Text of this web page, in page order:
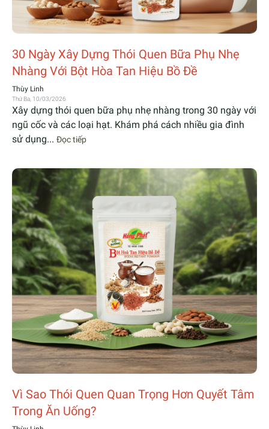
30 Ngày Xây Dựng Thói Quen Bữa Phụ Nhẹ
Nhàng Với Bột Hòa Tan Hiệu Bồ Đề
Thùy Linh
Thứ Ba, 10/03/2026
Xây dựng thói quen bữa phụ nhẹ nhàng trong 30 ngày với
ngũ cốc và các loại hạt. Khám phá cách nhiều gia đình
sử dụng... Đọc tiếp
Vì Sao Thói Quen Quan Trọng Hơn Quyết Tâm
Trong Ăn Uống?